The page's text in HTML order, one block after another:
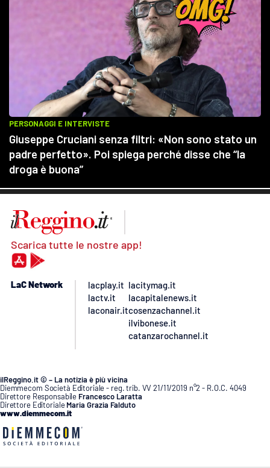
Scarica tutte le nostre app!
LaC Network
lacplay.it
lactv.it
laconair.it
lacitymag.it
lacapitalenews.it
cosenzachannel.it
ilvibonese.it
catanzarochannel.it
ilReggino.it © – La notizia è più vicina
Diemmecom Società Editoriale - reg. trib. VV 21/11/2019 n°2 - R.O.C. 4049
Direttore Responsabile Francesco Laratta
Direttore Editoriale Maria Grazia Falduto
www.diemmecom.it